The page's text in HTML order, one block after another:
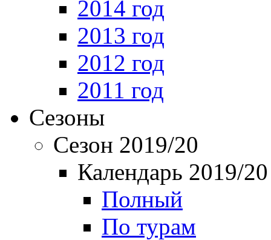
2014 год
2013 год
2012 год
2011 год
Сезоны
Сезон 2019/20
Календарь 2019/20
Полный
По турам